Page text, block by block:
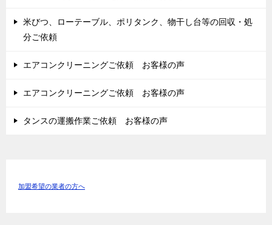
米びつ、ローテーブル、ポリタンク、物干し台等の回収・処
分ご依頼
エアコンクリーニングご依頼 お客様の声
エアコンクリーニングご依頼 お客様の声
タンスの運搬作業ご依頼 お客様の声
加盟希望の業者の方へ